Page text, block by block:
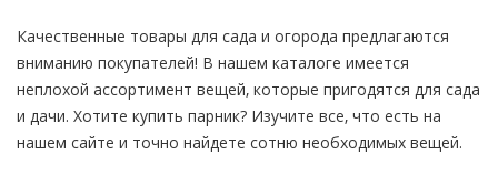
Качественные товары для сада и огорода предлагаются
вниманию покупателей! В нашем каталоге имеется
неплохой ассортимент вещей, которые пригодятся для сада
и дачи. Хотите купить парник? Изучите все, что есть на
нашем сайте и точно найдете сотню необходимых вещей.